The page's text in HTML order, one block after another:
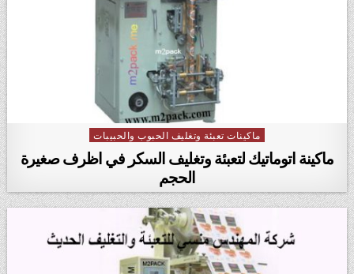
Posted in
ماكينات تعبئة وتغليف الحبوب والحبيبات
ماكينة اتوماتيك لتعبئة وتغليف السكر في اظرف صغيرة
الحجم